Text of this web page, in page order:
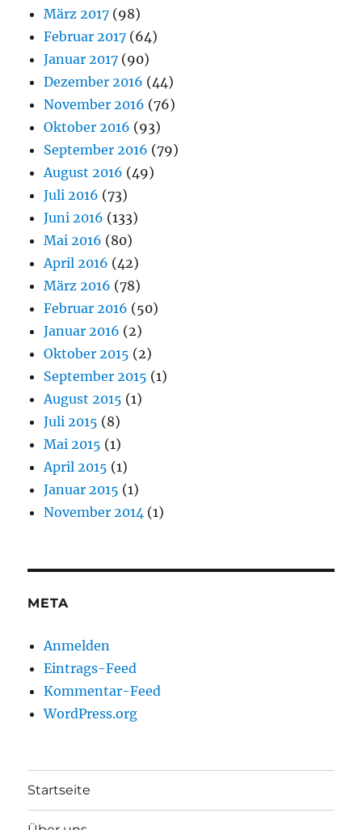
März 2017 (98)
Februar 2017 (64)
Januar 2017 (90)
Dezember 2016 (44)
November 2016 (76)
Oktober 2016 (93)
September 2016 (79)
August 2016 (49)
Juli 2016 (73)
Juni 2016 (133)
Mai 2016 (80)
April 2016 (42)
März 2016 (78)
Februar 2016 (50)
Januar 2016 (2)
Oktober 2015 (2)
September 2015 (1)
August 2015 (1)
Juli 2015 (8)
Mai 2015 (1)
April 2015 (1)
Januar 2015 (1)
November 2014 (1)
META
Anmelden
Eintrags-Feed
Kommentar-Feed
WordPress.org
Startseite